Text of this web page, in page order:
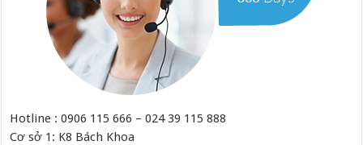
Hotline : 0906 115 666 – 024 39 115 888
Cơ sở 1: K8 Bách Khoa